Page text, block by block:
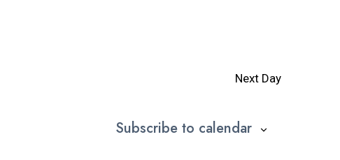
Next Day
Subscribe to calendar